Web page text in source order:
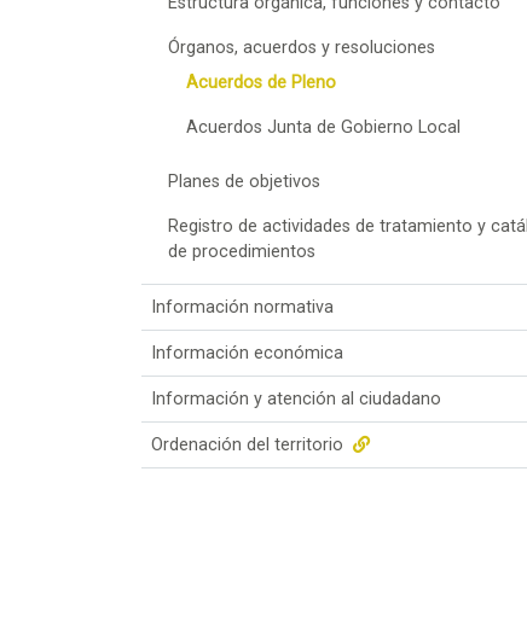
Órganos, acuerdos y resoluciones
Acuerdos de Pleno
Acuerdos Junta de Gobierno Local
Planes de objetivos
Registro de actividades de tratamiento y
de procedimientos
Información normativa
Información económica
Información y atención al ciudadano
Ordenación del territorio